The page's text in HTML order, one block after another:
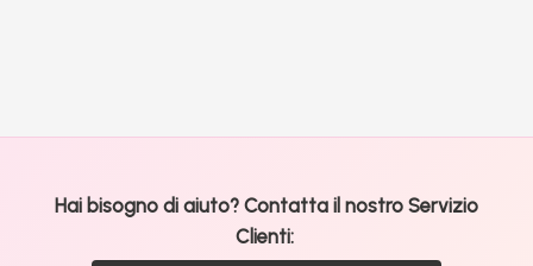
Hai bisogno di aiuto? Contatta il nostro Servizio
Clienti: